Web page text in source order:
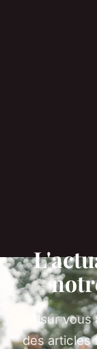
Alsur
des articles